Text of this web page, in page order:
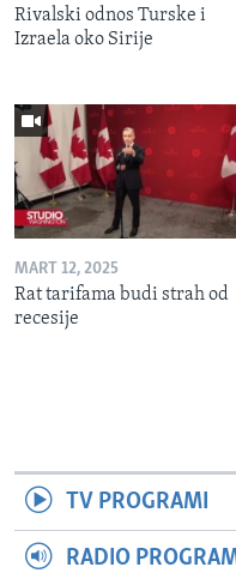
Rivalski odnos Turske i
Izraela oko Sirije
MART 12, 2025
Rat tarifama budi strah od
recesije
TV PROGRAMI
RADIO